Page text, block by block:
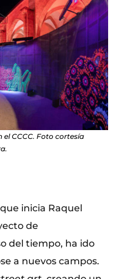
el CCCC. Foto cortesía
inicia Raquel
de
del tiempo, ha ido
a nuevos campos.